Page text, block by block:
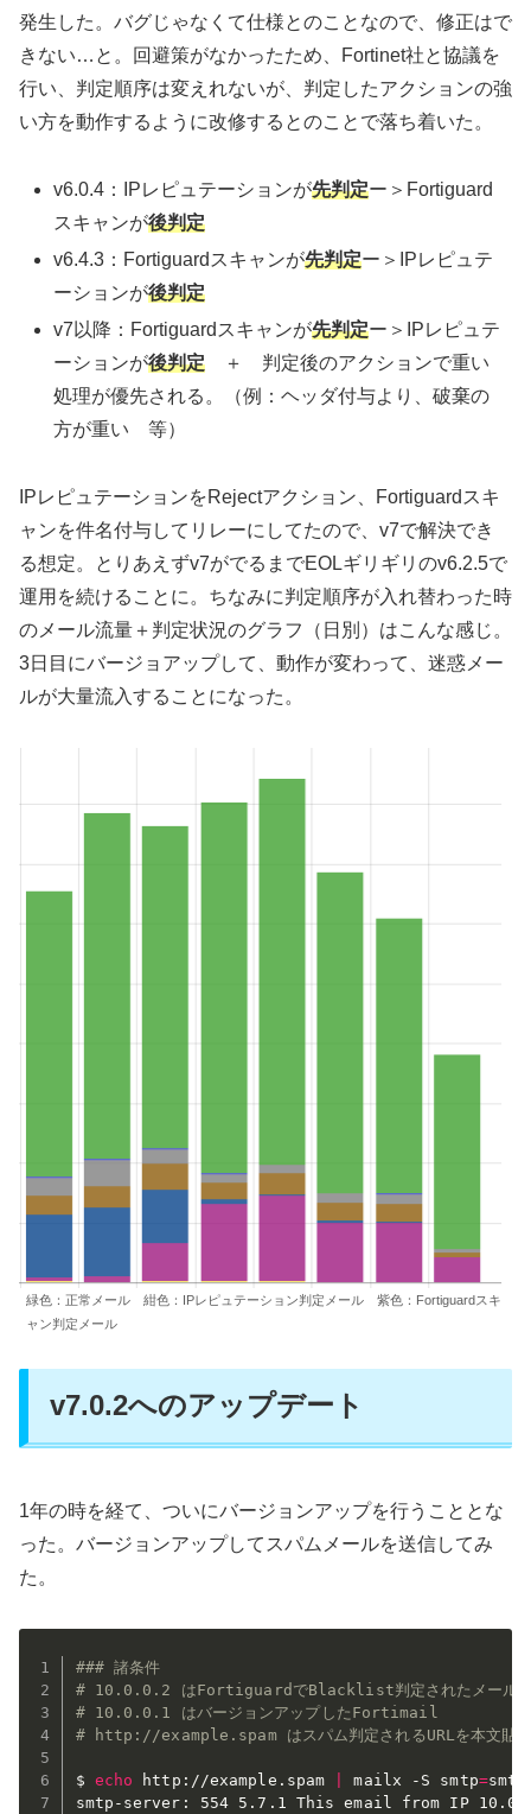
発生した。バグじゃなくて仕様とのことなので、修正はで
きない…と。回避策がなかったため、Fortinet社と協議を
行い、判定順序は変えれないが、判定したアクションの強
い方を動作するように改修するとのことで落ち着いた。
v6.0.4：IPレピュテーションが先判定ー＞Fortiguard
スキャンが後判定
v6.4.3：Fortiguardスキャンが先判定ー＞IPレピュテ
ーションが後判定
v7以降：Fortiguardスキャンが先判定ー＞IPレピュテ
ーションが後判定 ＋ 判定後のアクションで重い
処理が優先される。（例：ヘッダ付与より、破棄の
方が重い 等）
IPレピュテーションをRejectアクション、Fortiguardスキ
ャンを件名付与してリレーにしてたので、v7で解決でき
る想定。とりあえずv7がでるまでEOLギリギリのv6.2.5で
運用を続けることに。ちなみに判定順序が入れ替わった時
のメール流量＋判定状況のグラフ（日別）はこんな感じ。
3日目にバージョアップして、動作が変わって、迷惑メー
ルが大量流入することになった。
緑色：正常メール 紺色：IPレピュテーション判定メール 紫色：Fortiguardスキ
ャン判定メール
v7.0.2へのアップデート
1年の時を経て、ついにバージョンアップを行うこととな
った。バージョンアップしてスパムメールを送信してみ
た。
### 諸条件
# 10.0.0.2 はFortiguardでBlacklist判定されたメールサ
# 10.0.0.1 はバージョンアップしたFortimail
# http://example.spam はスパム判定されるURLを本文貼
$ echo http://example.spam mailx -S smtp=